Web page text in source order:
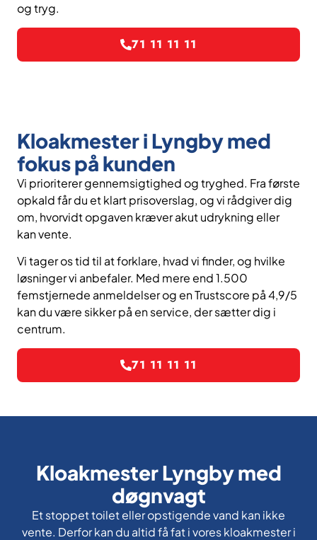
og tryg.
71 11 11 11
Kloakmester i Lyngby med
fokus på kunden
Vi prioriterer gennemsigtighed og tryghed. Fra første
opkald får du et klart prisoverslag, og vi rådgiver dig
om, hvorvidt opgaven kræver akut udrykning eller
kan vente.
Vi tager os tid til at forklare, hvad vi finder, og hvilke
løsninger vi anbefaler. Med mere end 1.500
femstjernede anmeldelser og en Trustscore på 4,9/5
kan du være sikker på en service, der sætter dig i
centrum.
71 11 11 11
Kloakmester Lyngby med
døgnvagt
Et stoppet toilet eller opstigende vand kan ikke
vente. Derfor kan du altid få fat i vores kloakmester i